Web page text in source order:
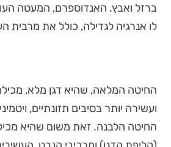
ברזל ואבץ. האנדוספרם, המעטה
לו אנרגיה לגדילה, כולל את מרבית
החיטה המלאה, שהיא דגן מלא,
ועשירה יותר בסיבים תזונתיים,
החיטה הלבנה. זאת משום שהיא